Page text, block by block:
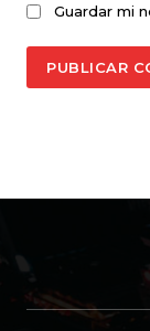
Guardar mi